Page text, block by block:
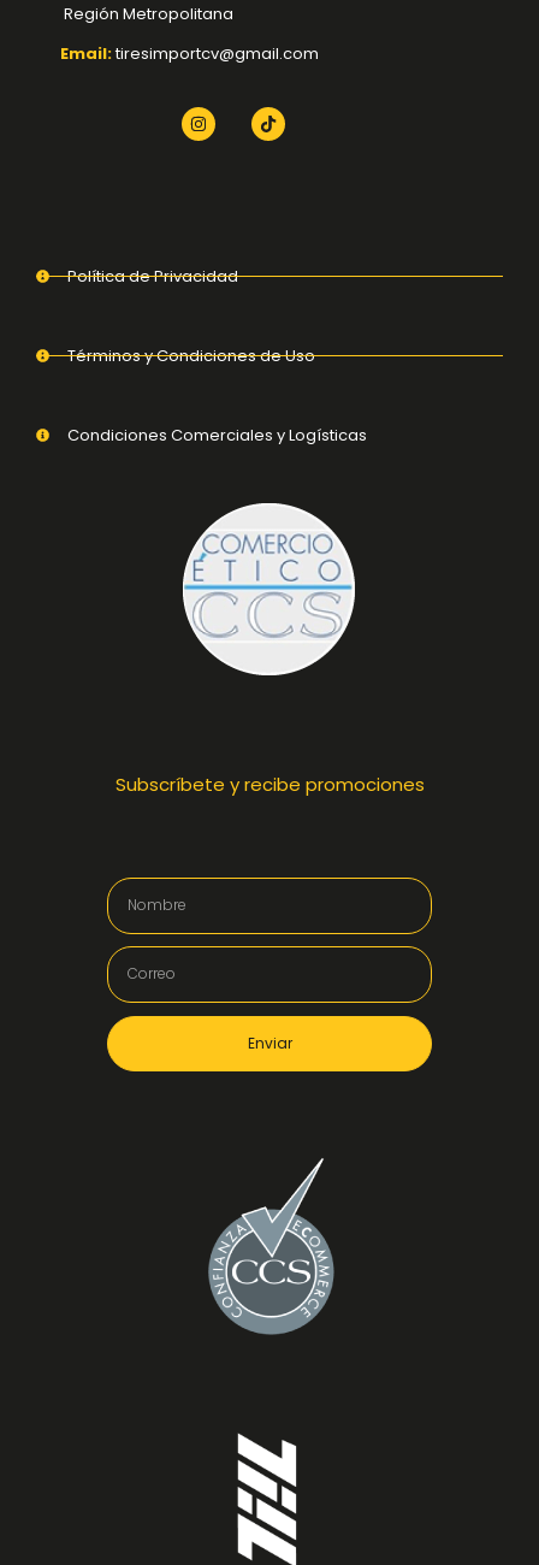
Región Metropolitana
Email:tiresimportcv@gmail.com
Política de Privacidad
Términos y Condiciones de Uso
Condiciones Comerciales y Logísticas
Subscríbete y recibe promociones
Enviar